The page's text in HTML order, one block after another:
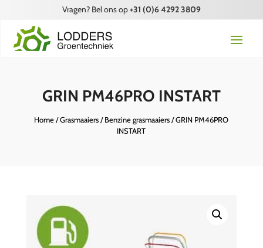
Vragen? Bel ons op+31 (0)6 4292 3809
GRIN PM46PRO INSTART
Home/Grasmaaiers/Benzine grasmaaiers/ GRIN PM46PRO
INSTART